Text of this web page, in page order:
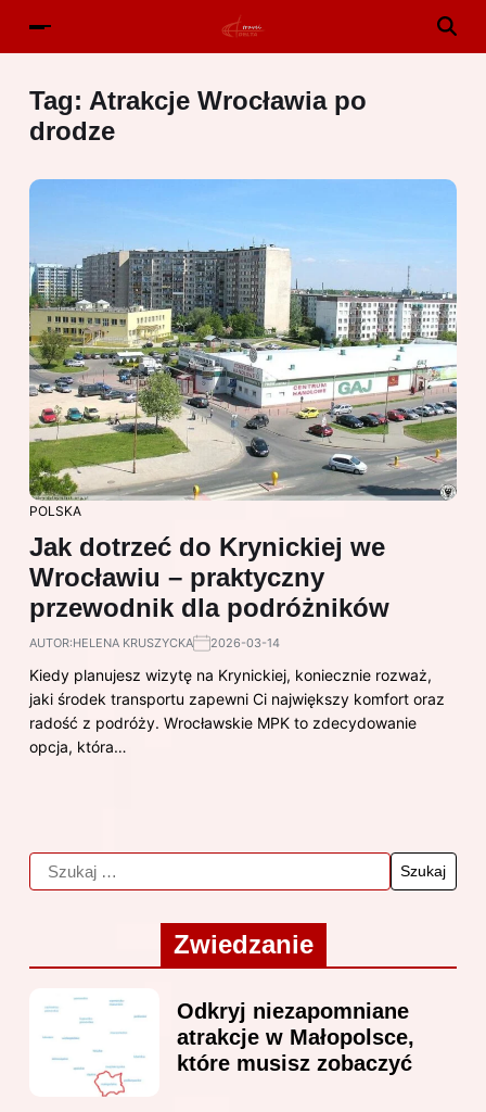
Tag: Atrakcje Wrocławia po
drodze
POLSKA
Jak dotrzeć do Krynickiej we
Wrocławiu – praktyczny
przewodnik dla podróżników
AUTOR:HELENA KRUSZYCKA 2026-03-14
Kiedy planujesz wizytę na Krynickiej, koniecznie rozważ,
jaki środek transportu zapewni Ci największy komfort oraz
radość z podróży. Wrocławskie MPK to zdecydowanie
opcja, która…
Zwiedzanie
Odkryj niezapomniane
atrakcje w Małopolsce,
które musisz zobaczyć